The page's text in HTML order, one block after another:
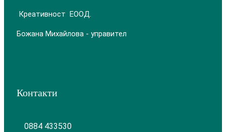
Креативност ЕООД.
Божана Михайлова - управител
Контакти
0884 433530